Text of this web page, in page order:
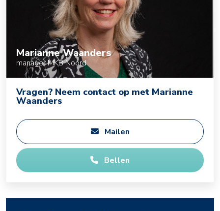
Marianne Waanders
manager MKB Noord
Vragen? Neem contact op met Marianne
Waanders
Mailen
Bellen